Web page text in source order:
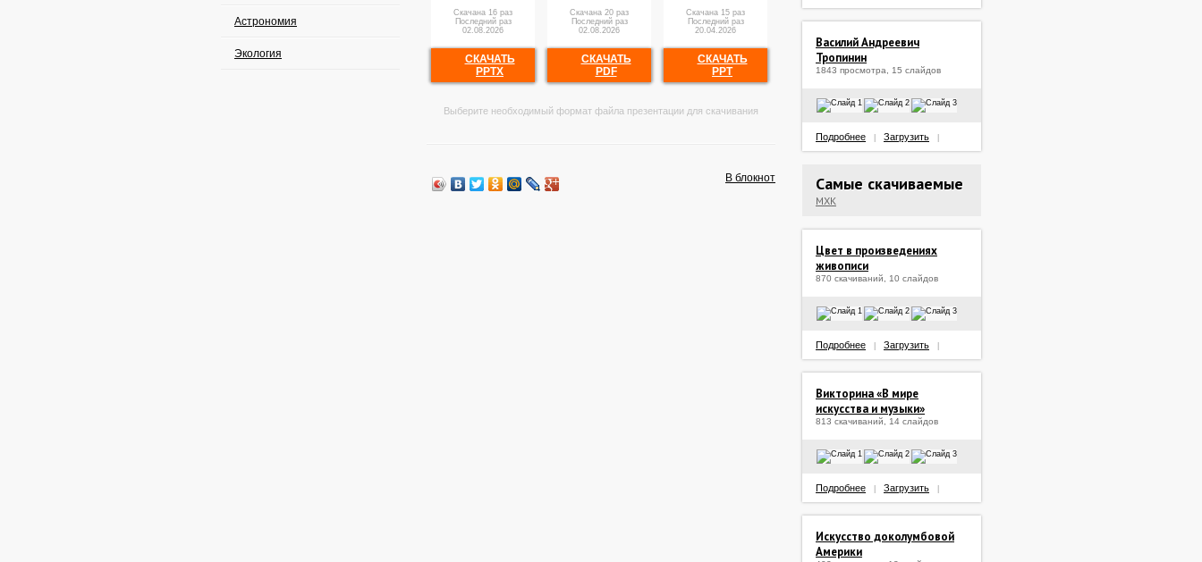
Астрономия
Экология
Скачана 16 раз
Последний раз
02.08.2026
СКАЧАТЬ
PPTX
Скачана 20 раз
Последний раз
02.08.2026
СКАЧАТЬ
PDF
Скачана 15 раз
Последний раз
20.04.2026
СКАЧАТЬ
PPT
Выберите необходимый формат файла презентации для скачивания
В блокнот
Василий Андреевич
Тропинин
1843 просмотра, 15 слайдов
Подробнее Загрузить
Самые скачиваемые
МХК
Цвет в произведениях
живописи
870 скачиваний, 10 слайдов
Подробнее Загрузить
Викторина «В мире
искусства и музыки»
813 скачиваний, 14 слайдов
Подробнее Загрузить
Искусство доколумбовой
Америки